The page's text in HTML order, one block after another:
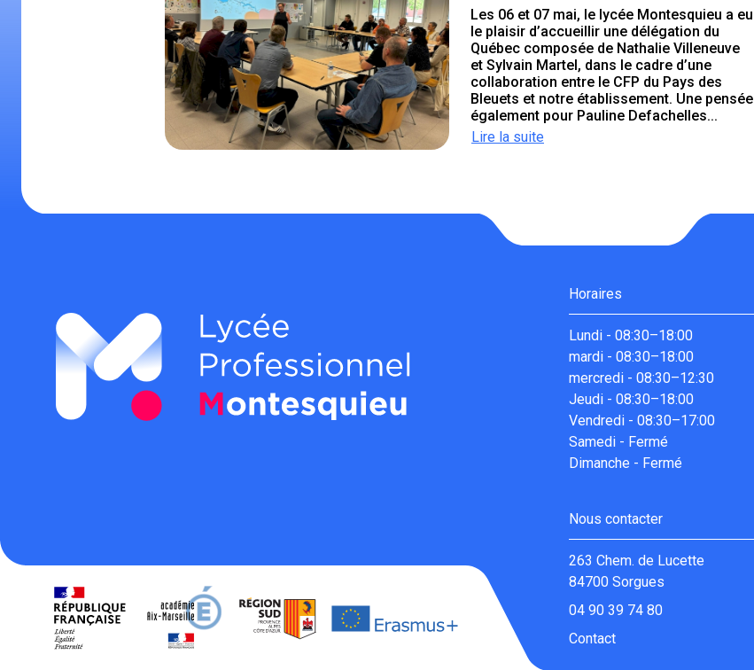
Les 06 et 07 mai, le lycée Montesquieu a eu
le plaisir d’accueillir une délégation du
Québec composée de Nathalie Villeneuve
et Sylvain Martel, dans le cadre d’une
collaboration entre le CFP du Pays des
Bleuets et notre établissement. Une pensée
également pour Pauline Defachelles...
Lire la suite
Horaires
Lundi- 08:30–18:00
mardi- 08:30–18:00
mercredi- 08:30–12:30
Jeudi- 08:30–18:00
Vendredi- 08:30–17:00
Samedi- Fermé
Dimanche - Fermé
Nous contacter
263 Chem. de Lucette
84700 Sorgues
04 90 39 74 80
Contact